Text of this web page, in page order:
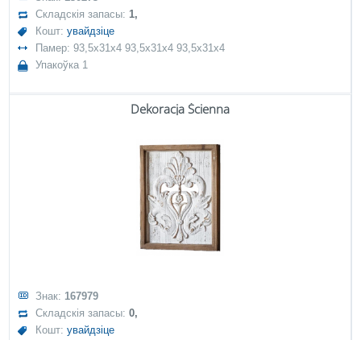
Складскія запасы:1,
Кошт:увайдзіце
Памер: 93,5x31x4 93,5x31x4 93,5x31x4
Упакоўка 1
Dekoracja Ścienna
Знак: 167979
Складскія запасы:0,
Кошт:увайдзіце